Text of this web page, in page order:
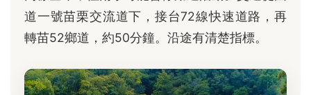
道一號苗栗交流道下，接台72線快速道路，再
轉苗52鄉道，約50分鐘。沿途有清楚指標。